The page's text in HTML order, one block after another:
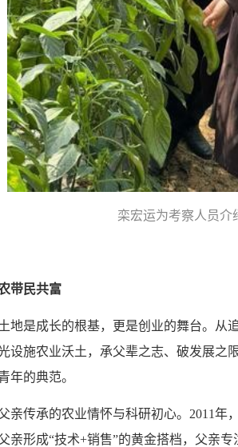
栾宏运为考察人员介
带民共富
地是成长的根基，更是创业的舞台。
设施农业沃土，承父辈之志、破发展
年的典范。
亲传承的农业情怀与科研初心。2011年
亲形成“技术+销售”的黄金搭档，父亲